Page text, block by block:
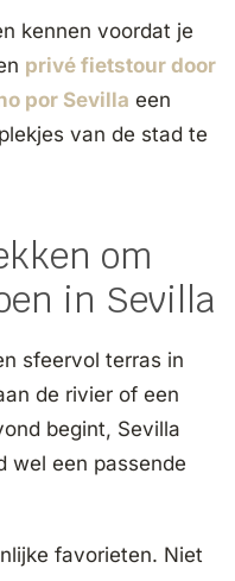
kennen voordat je
privé fietstour door
por Sevilla een
van de stad te
om
in Sevilla
sfeervol terras in
de rivier of een
begint, Sevilla
wel een passende
favorieten. Niet